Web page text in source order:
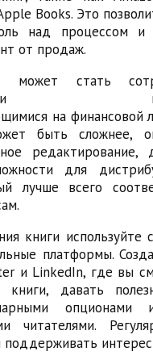
Books. Это
над процессом и
от продаж.
может стать
на финансовой
быть сложнее,
для
лучше всего
книги используйте
платформы.
и LinkedIn, где вы
книги, давать
читателями.
поддерживать